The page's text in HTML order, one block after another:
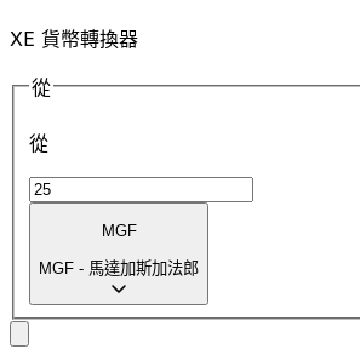
XE 貨幣轉換器
從
從
MGF
MGF - 馬達加斯加法郎